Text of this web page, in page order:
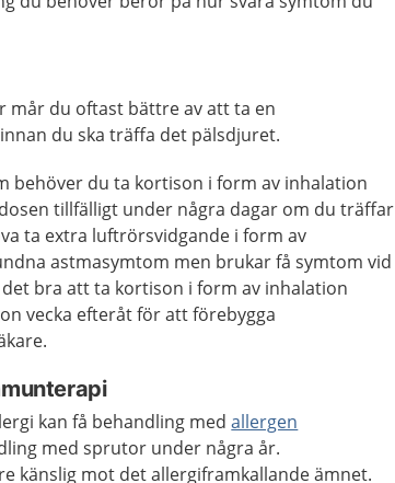
mår du oftast bättre av att ta en
du ska träffa det pälsdjuret.
behöver du ta kortison i form av inhalation
tillfälligt under några dagar om du träffar
ta extra luftrörsvidgande i form av
astmasymtom men brukar få symtom vid
bra att ta kortison i form av inhalation
vecka efteråt för att förebygga
kan få behandling medallergen
med sprutor under några år.
känslig mot det allergiframkallande ämnet.